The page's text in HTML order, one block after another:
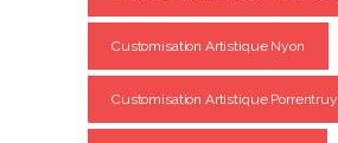
Customisation Artistique Nyon
Customisation Artistique Porrentruy